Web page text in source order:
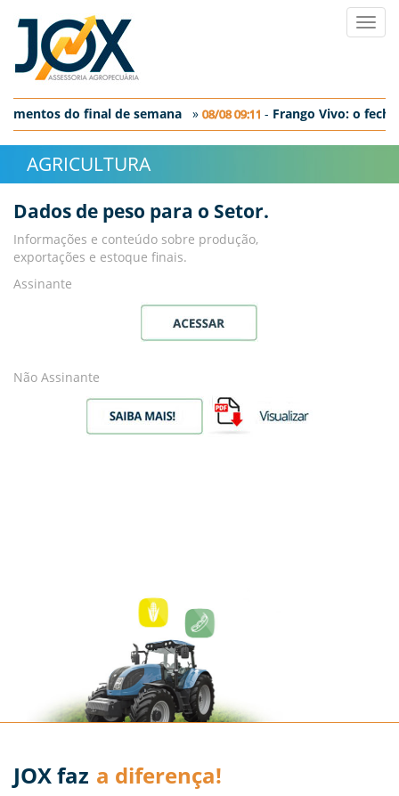
do final de semana »08/08 09:11-Frango Vivo: o
o fechamento em SP
AGRICULTURA
Dados de peso para o Setor.
Informações e conteúdo sobre produção,
exportações e estoque finais.
Assinante
Não Assinante
JOX faz a diferença!